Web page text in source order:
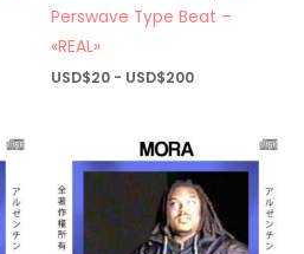
Perswave Type Beat –
«REAL»
USD$20 - USD$200Rango
USD$20
hasta
USD$200